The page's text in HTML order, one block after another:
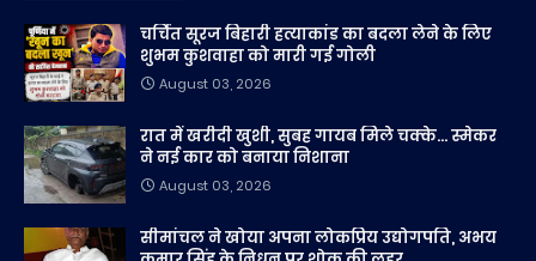
चर्चित सूरज बिहारी हत्याकांड का बदला लेने के लिए
शुभम कुशवाहा को मारी गई गोली
August 03, 2026
रात में खरीदी खुशी, सुबह गायब मिले चक्के... स्मेकर
ने नई कार को बनाया निशाना
August 03, 2026
सीमांचल ने खोया अपना लोकप्रिय उद्योगपति, अभय